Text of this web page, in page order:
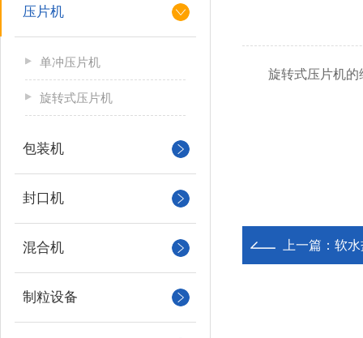
压片机
单冲压片机
旋转式压片机
包装机
封口机
混合机
制粒设备
旋转式压片机的
上一篇： 软